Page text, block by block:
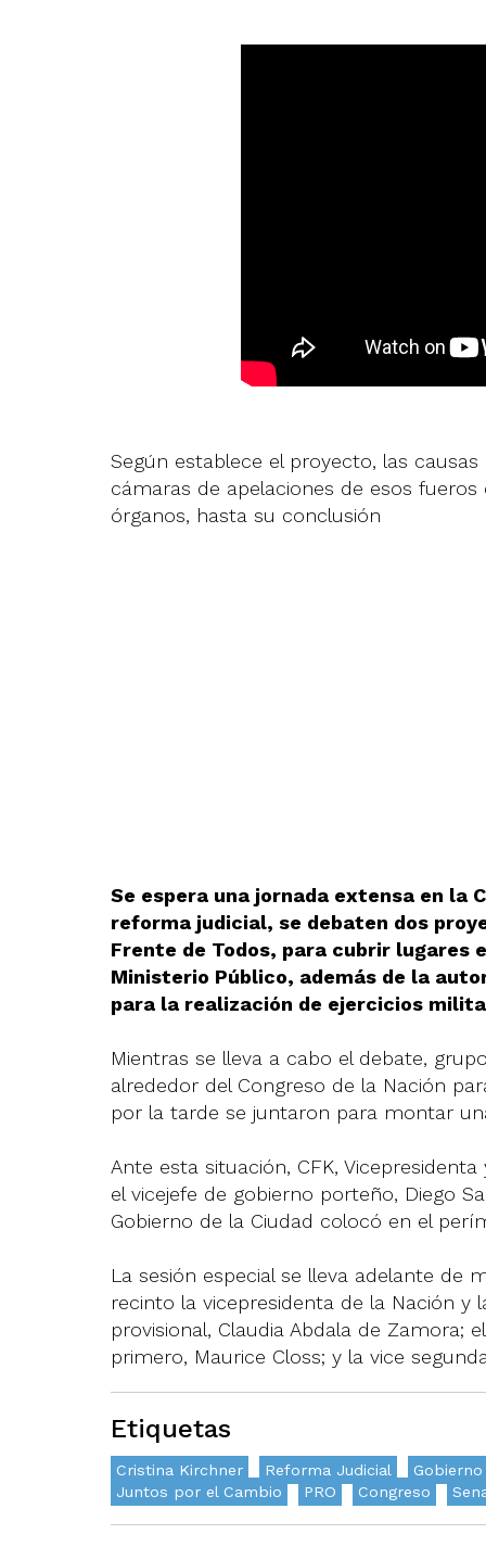
Según establece el proyecto, las
cámaras de apelaciones de esos
órganos, hasta su conclusión
Se espera una jornada extensa en la
reforma judicial, se debaten dos
Frente de Todos, para cubrir lugares
Ministerio Público, además de la
para la realización de ejercicios
Mientras se lleva a cabo el debate,
alrededor del Congreso de la Nación
por la tarde se juntaron para montar
Ante esta situación, CFK,
el vicejefe de gobierno porteño, Diego
Gobierno de la Ciudad colocó en el
La sesión especial se lleva adelante de
recinto la vicepresidenta de la Nación y
provisional, Claudia Abdala de Zamora;
primero, Maurice Closs; y la vice
Etiquetas
Cristina Kirchner Reforma Judicial
Juntos por el Cambio
PRO Congreso